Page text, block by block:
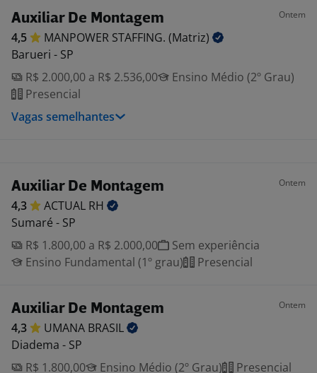
Auxiliar De Montagem Ontem
4,5 MANPOWER STAFFING. (Matriz)
Barueri - SP
R$ 2.000,00 a R$ 2.536,00
Ensino Médio (2º Grau)
Presencial
Vagas semelhantes
Auxiliar De Montagem Ontem
4,3 ACTUAL RH
Sumaré - SP
R$ 1.800,00 a R$ 2.000,00
Sem experiência
Ensino Fundamental (1º grau)
Presencial
Auxiliar De Montagem Ontem
4,3 UMANA BRASIL
Diadema - SP
R$ 1.800,00
Ensino Médio (2º Grau) Presencial